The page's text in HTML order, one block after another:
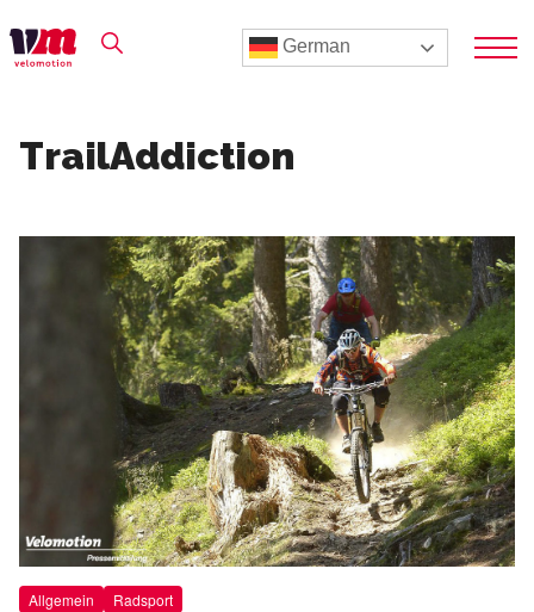
German
TrailAddiction
Allgemein Radsport